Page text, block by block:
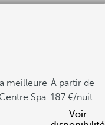
meilleure
Spa
À partir de
187
/nuit
Voir